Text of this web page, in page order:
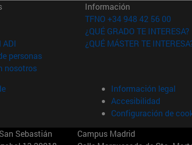
(abre en nueva ventana)
en nueva ventana)
(abre en nueva ventana)
personas(abre en nueva ventana)
nosotros(abre en nueva ventana)
Información
TFNO +34 948 42 56 00
¿QUÉ GRADO TE INTERESA?
¿QUÉ MÁSTER TE
Información legal
Accesibilidad
Configuración de
Sebastián
Campus Madrid